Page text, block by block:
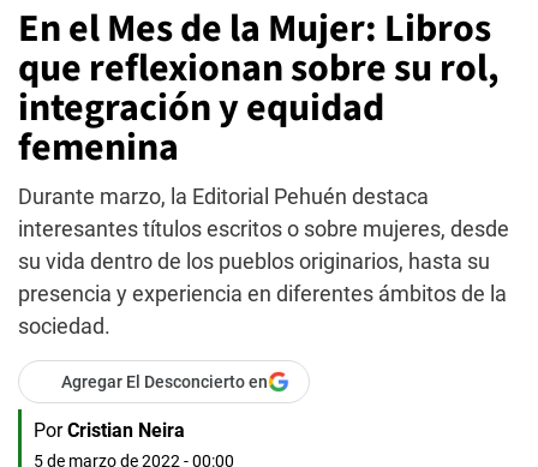
En el Mes de la Mujer: Libros
que reflexionan sobre su rol,
integración y equidad
femenina
Durante marzo, la Editorial Pehuén destaca
interesantes títulos escritos o sobre mujeres, desde
su vida dentro de los pueblos originarios, hasta su
presencia y experiencia en diferentes ámbitos de la
sociedad.
Agregar El Desconcierto en
Por Cristian Neira
5 de marzo de 2022 - 00:00